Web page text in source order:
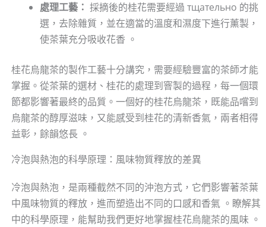
處理工藝： 採摘後的桂花需要經過 тщательно 的挑
選，去除雜質，並在適當的溫度和濕度下進行薰製，
使茶葉充分吸收花香 。
桂花烏龍茶的製作工藝十分講究，需要經驗豐富的茶師才能
掌握。從茶葉的選材、桂花的處理到窨製的過程，每一個環
節都影響著最終的品質。一個好的桂花烏龍茶，既能品嚐到
烏龍茶的醇厚滋味，又能感受到桂花的清新香氣，兩者相得
益彰，餘韻悠長 。
冷泡與熱泡的科學原理：風味物質釋放的差異
冷泡與熱泡，是兩種截然不同的沖泡方式，它們影響著茶葉
中風味物質的釋放，進而塑造出不同的口感和香氣 。瞭解其
中的科學原理，能幫助我們更好地掌握桂花烏龍茶的風味 。